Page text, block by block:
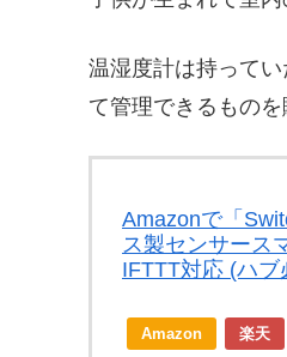
温湿度計は持って
て管理できるものを
Amazonで「
ス製センサース
IFTTT対応 (ハ
Amazon 楽天